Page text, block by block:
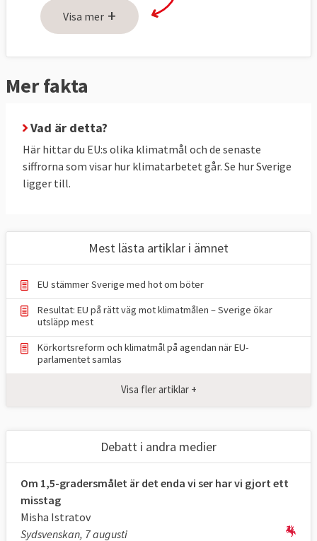
nedan.
Utsläppen ska minska genom tre åtgärder:
handel med utsläppsrätter inom EU (ETS),
nationella åtgärder för att minska utsläppen
(ESR) och ökat upptag av växthusgaser i
Utsläppsminskningar genom handel med
utsläppsrätter (ETS) är gemensamma för
EU, här finns inga nationella mål för
LULUCF-målet. Sverige har bundit sig att
halvera sina nationella utsläpp till 2030 (ESR)
och öka upptaget av växthusgaser i skog
och mark (LULUCF).
TABELL 1.
Klimat och
Läge i EU
2024
Mål 2030
för EU
jmf. 1990 (ETS +
ESR)
Upptag av
växthusgaser i
skog och mark
198
310
Visa mer +
Mer fakta
Vad är detta?
Här hittar du EU:s olika klimatmål och de senaste
siffrorna som visar hur klimatarbetet går. Se hur Sverige
ligger till.
Mest lästa artiklar i ämnet
EU stämmer Sverige med hot om böter
Resultat: EU på rätt väg mot klimatmålen – Sverige ökar
utsläpp mest
Körkortsreform och klimatmål på agendan när EU-
parlamentet samlas
Visa fler artiklar +
Debatt i andra medier
Om 1,5-gradersmålet är det enda vi ser har vi gjort ett
misstag
Misha Istratov
Sydsvenskan, 7 augusti